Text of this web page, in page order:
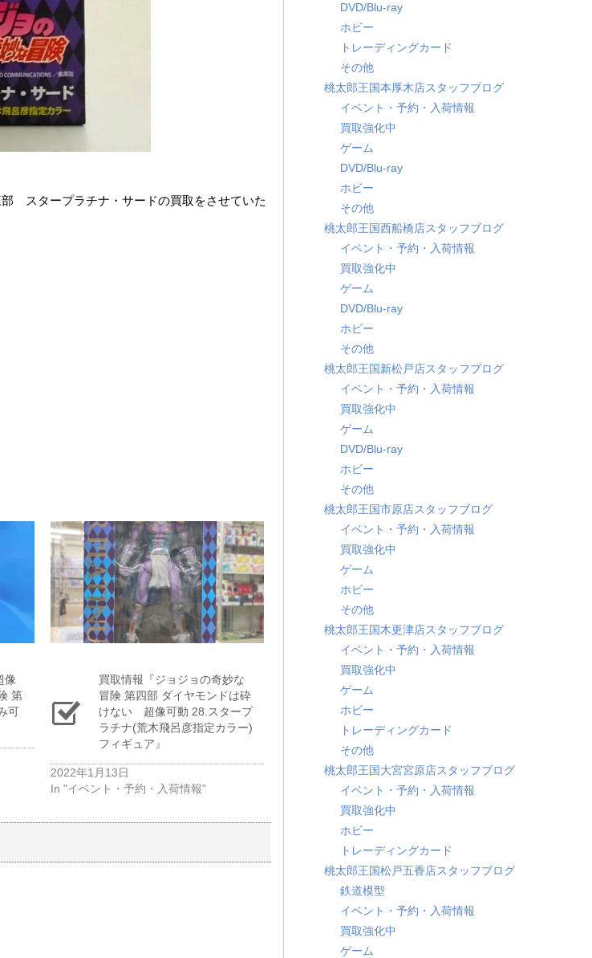
スタープラチナ・サードの買取をさせていた
像
第
可
買取情報『ジョジョの奇妙な
冒険 ​第四部 ​ダイヤモンドは砕
けない 超像可動 ​28.スタープ
ラチナ(荒木飛呂彦指定カラー)
フィギュア』
2022年1月13日
In "イベント・予約・入荷情報"
DVD/Blu-ray
ホビー
トレーディングカード
その他
桃太郎王国本厚木店スタッフブログ
イベント・予約・入荷情報
買取強化中
ゲーム
DVD/Blu-ray
ホビー
その他
桃太郎王国西船橋店スタッフブログ
イベント・予約・入荷情報
買取強化中
ゲーム
DVD/Blu-ray
ホビー
その他
桃太郎王国新松戸店スタッフブログ
イベント・予約・入荷情報
買取強化中
ゲーム
DVD/Blu-ray
ホビー
その他
桃太郎王国市原店スタッフブログ
イベント・予約・入荷情報
買取強化中
ゲーム
ホビー
その他
桃太郎王国木更津店スタッフブログ
イベント・予約・入荷情報
買取強化中
ゲーム
ホビー
トレーディングカード
その他
桃太郎王国大宮宮原店スタッフブログ
イベント・予約・入荷情報
買取強化中
ホビー
トレーディングカード
桃太郎王国松戸五香店スタッフブログ
鉄道模型
イベント・予約・入荷情報
買取強化中
ゲーム